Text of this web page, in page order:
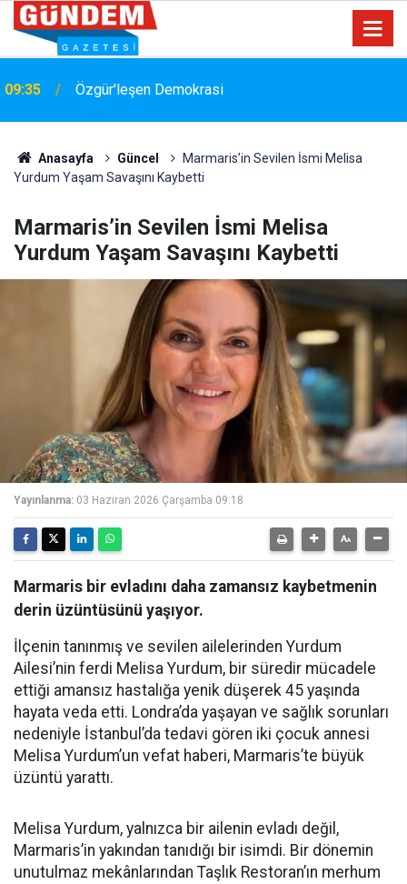
Özgür'leşen Demokrasi
09:29
Fatma Gebeş Çimen CHP'den İstifa Etti: "Artık Yeni
Şeyler Söylemek Lazım"
Anasayfa Güncel
Marmaris’in Sevilen İsmi Melisa
Yurdum Yaşam Savaşını Kaybetti
Marmaris’in Sevilen İsmi Melisa
Yurdum Yaşam Savaşını Kaybetti
Yayınlanma: 03 Haziran 2026 Çarşamba 09:18
Marmaris bir evladını daha zamansız kaybetmenin
derin üzüntüsünü yaşıyor.
İlçenin tanınmış ve sevilen ailelerinden Yurdum
Ailesi’nin ferdi Melisa Yurdum, bir süredir mücadele
ettiği amansız hastalığa yenik düşerek 45 yaşında
hayata veda etti. Londra’da yaşayan ve sağlık sorunları
nedeniyle İstanbul’da tedavi gören iki çocuk annesi
Melisa Yurdum’un vefat haberi, Marmaris’te büyük
üzüntü yarattı.
Melisa Yurdum, yalnızca bir ailenin evladı değil,
Marmaris’in yakından tanıdığı bir isimdi. Bir dönemin
unutulmaz mekânlarından Taşlık Restoran’ın merhum